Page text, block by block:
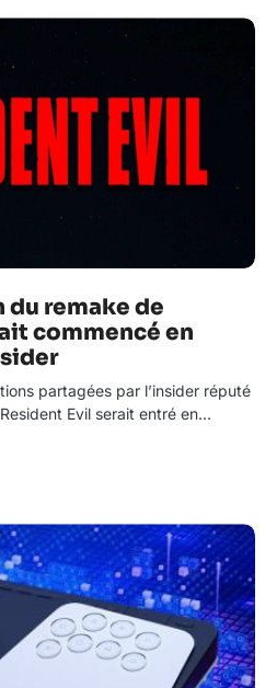
remake de
commencé en
partagées par l’insider réputé
Evil serait entré en…